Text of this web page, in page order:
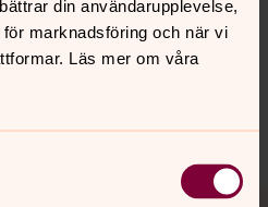
din användarupplevelse,
marknadsföring och när vi
Läs mer om våra